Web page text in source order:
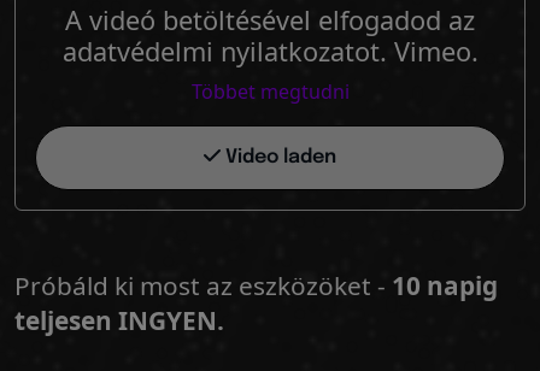
A videó betöltésével elfogadod az
adatvédelmi nyilatkozatot. Vimeo.
Többet megtudni
Video laden
Próbáld ki most az eszközöket - 10 napig
teljesen INGYEN.